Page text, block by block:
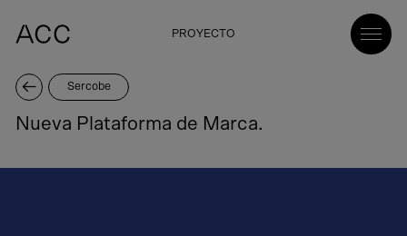
PROYECTO
Sercobe
Nueva Plataforma de Marca.